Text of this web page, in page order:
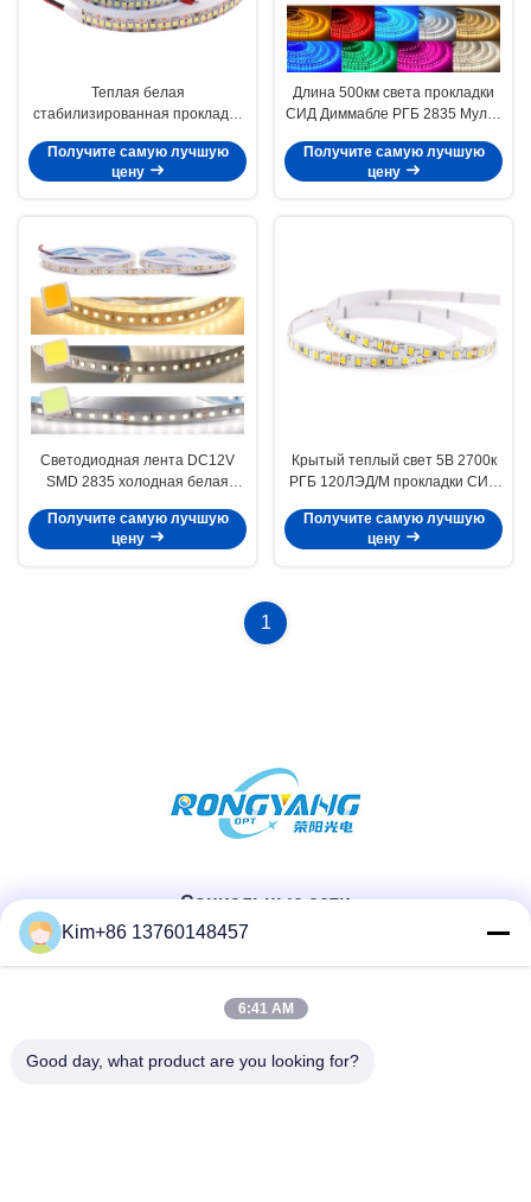
Теплая белая
стабилизированная прокладка
прокладки света СИД 2835
Получите самую лучшую
цену
Длина 500км света прокладки
СИД Диммабле РГБ 2835 Мулти
Получите самую лучшую
цену
Светодиодная лента DC12V
SMD 2835 холодная белая
Получите самую лучшую
цену
Крытый теплый свет 5В 2700к
РГБ 120ЛЭД/М прокладки СИД
Получите самую лучшую
цену
1
Социальные сети
Быстрый контакт
ТЕЛЕФОН:
Kim+86 13760148457
6:41 AM
Good day, what product are you looking for?